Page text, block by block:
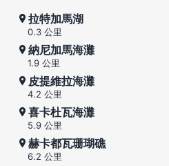
拉特加馬湖
0.3 公里
納尼加馬海灘
1.9 公里
皮提維拉海灘
4.2 公里
喜卡杜瓦海灘
5.9 公里
赫卡都瓦珊瑚礁
6.2 公里